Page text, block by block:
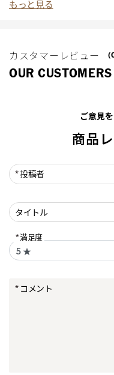
もっと見る
カスタマーレビュー
OUR
ご意見
商品
投稿者
タイトル
満足度
コメント